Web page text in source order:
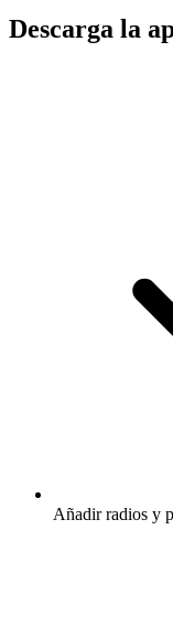
Descarga la
Añadir radios y